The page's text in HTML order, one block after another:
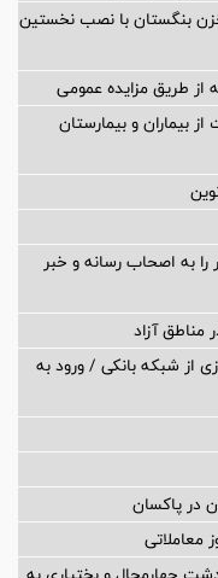
بنگستان با نصب نخستین
از طریق مزایده عمومی
بیماران و بیمارستان
را به اصحاب رسانه و خبر
از شبکه بانکی / ورود به
در پاكسان